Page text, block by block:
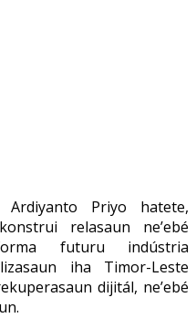
Ardiyanto Priyo hatete,
relasaun ne’ebé
futuru indústria
iha Timor-Leste
dijitál, ne’ebé